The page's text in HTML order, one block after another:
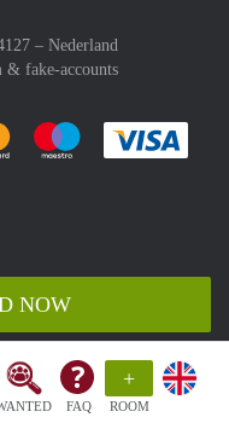
FAQ
+
ROOM
NOW
– Nederland
& fake-accounts
with :payment method
Pay easily with :payment
Pay easily with